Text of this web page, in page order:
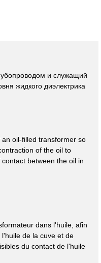
и служащий
жидкого диэлектрика
oil-filled transformer so
of the oil to
between the oil in
dans l'huile, afin
de la cuve et de
du contact de l'huile